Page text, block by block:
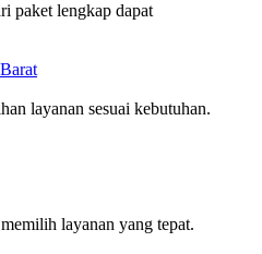
paket lengkap dapat
layanan sesuai kebutuhan.
layanan yang tepat.